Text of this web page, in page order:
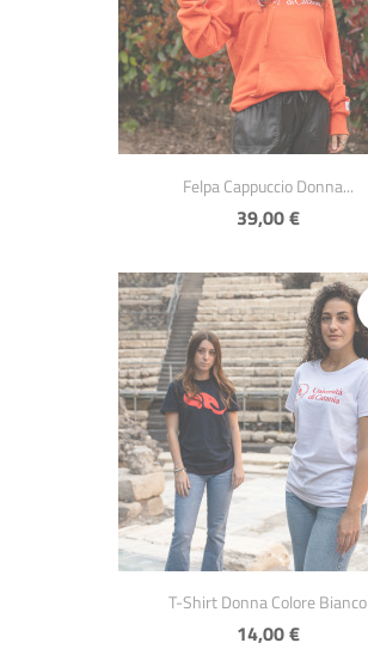
Anteprima
Felpa Cappuccio Donna...
39,00 €
Anteprima
T-Shirt Donna Colore Bianco
14,00 €